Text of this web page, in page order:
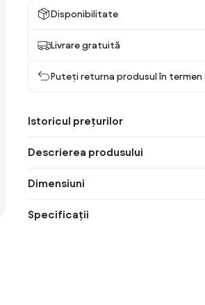
Disponibilitate
Livrare gratuită
Puteți returna produsul în termen
Istoricul prețurilor
Descrierea produsului
Dimensiuni
Specificații